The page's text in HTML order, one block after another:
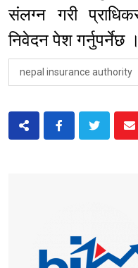
संलग्न गरी
निवेदन पेश गर्नुपर्नेछ ।
nepal insurance authority